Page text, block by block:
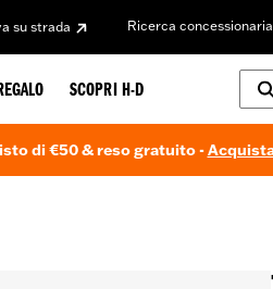
su strada Ricerca concessionaria
SCOPRI H-D
di €50 & reso gratuito -